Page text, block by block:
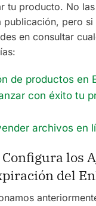
tu producto. No
publicación, pero si
en consultar
de productos en
con éxito tu
archivos en
Configura los
del